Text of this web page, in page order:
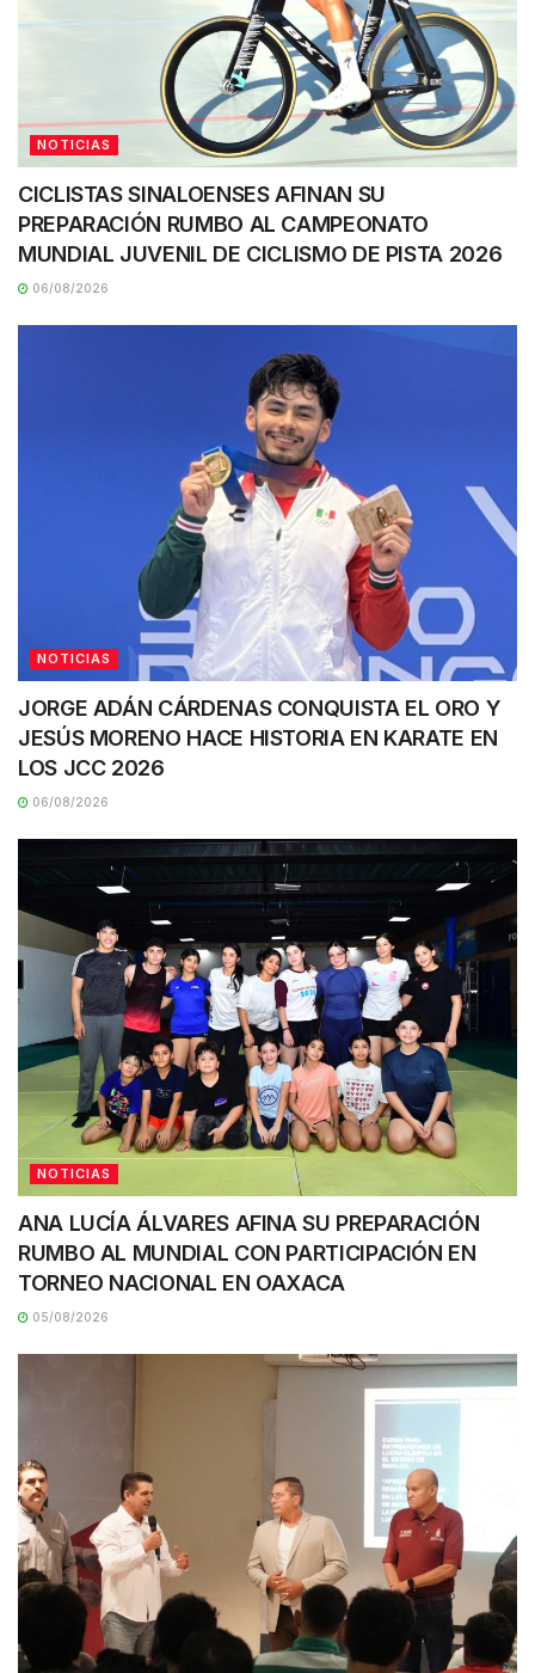
NOTICIAS
CICLISTAS SINALOENSES AFINAN SU
PREPARACIÓN RUMBO AL CAMPEONATO
MUNDIAL JUVENIL DE CICLISMO DE PISTA 2026
06/08/2026
NOTICIAS
JORGE ADÁN CÁRDENAS CONQUISTA EL ORO Y
JESÚS MORENO HACE HISTORIA EN KARATE EN
LOS JCC 2026
06/08/2026
NOTICIAS
ANA LUCÍA ÁLVARES AFINA SU PREPARACIÓN
RUMBO AL MUNDIAL CON PARTICIPACIÓN EN
TORNEO NACIONAL EN OAXACA
05/08/2026